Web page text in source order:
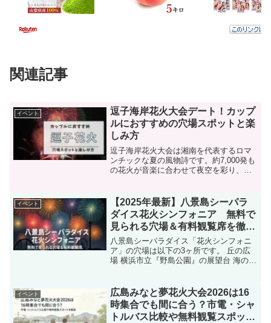
関連記事
イベント
逗子海岸花火大会デート！カップ
ルにおすすめの穴場スポットと楽
しみ方
逗子海岸花火大会は湘南を代表するロマ
ンチックな夏の風物詩です。約7,000発も
の花火が音楽に合わせて夜空を彩り、フ
し毎年10万人以上が訪れる人気イベント
だけに、会場は満...
イベント
【2025年最新】八景島シーパラ
ダイス花火シンフォニア 無料で
見られる穴場＆有料観覧席を徹底
解説！
八景島シーパラダイス「花火シンフォニ
ア」の穴場は以下の3ヶ所です。 丘の広
場 横浜市立『野島公園』の展望台 海の公
めにはチケット（ワンデーパスなど）が
必要となります...
イベント
広島みなと夢花火大会2026は16
時集合でも間に合う？市電・シャ
トルバス比較や無料観覧スポット